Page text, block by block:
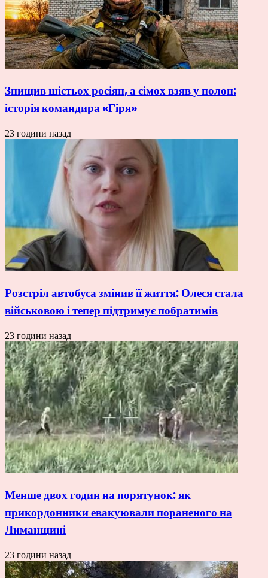
Знищив шістьох росіян, а сімох взяв у полон:
історія командира «Гіря»
23 години назад
Розстріл автобуса змінив її життя: Олеся стала
військовою і тепер підтримує побратимів
23 години назад
Менше двох годин на порятунок: як
прикордонники евакуювали пораненого на
Лиманщині
23 години назад